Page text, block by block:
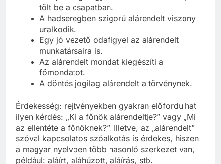
Az új kolléga egyelőre alárendelt szerepet
tölt be a csapatban.
A hadseregben szigorú alárendelt viszony
uralkodik.
Egy jó vezető odafigyel az alárendelt
munkatársaira is.
Az alárendelt mondat kiegészíti a
főmondatot.
Érdekesség: rejtvényekben gyakran előfordulhat
ilyen kérdés: „Ki a főnök alárendeltje?” vagy „Mi
az ellentéte a főnöknek?”. Illetve, az „alárendelt”
szóval kapcsolatos szóalkotás is érdekes, hiszen
a magyar nyelvben több hasonló szerkezet van,